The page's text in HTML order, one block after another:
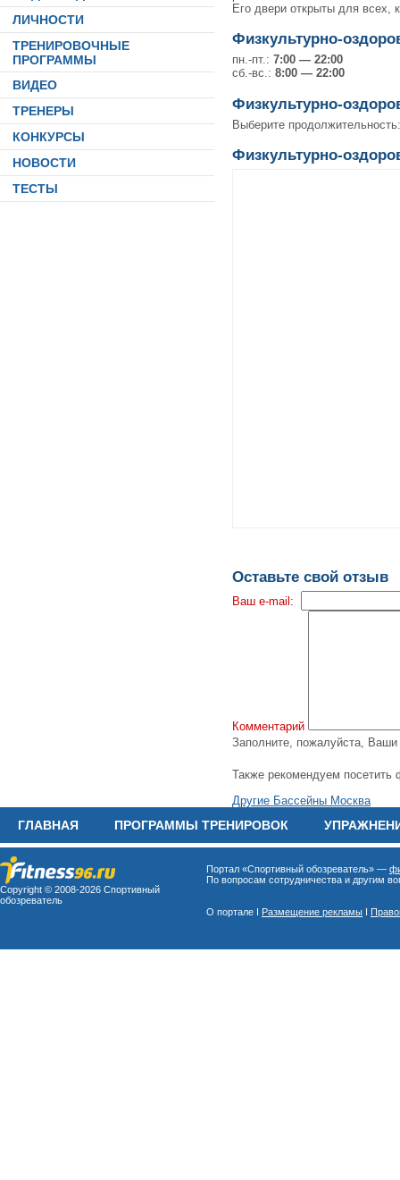
ЛИЧНОСТИ
ТРЕНИРОВОЧНЫЕ
ПРОГРАММЫ
ВИДЕО
ТРЕНЕРЫ
КОНКУРСЫ
НОВОСТИ
ТЕСТЫ
Его двери открыты для всех,
Физкультурно-
пн.-пт.: 7:00 — 22:00
сб.-вс.: 8:00 — 22:00
Физкультурно-
Выберите
Физкультурно-
Оставьте свой отзыв
Ваш e-mail:
Комментарий
Заполните, пожалуйста, Ваши
Также рекомендуем посетить
Другие Бассейны Москва
ГЛАВНАЯ ПРОГРАММЫ ТРЕНИРОВОК
Copyright © 2008-2026 Спортивный
обозреватель
Портал «Спортивный обозреватель» —
По вопросам сотрудничества и другим
О портале I Размещение рекламы I